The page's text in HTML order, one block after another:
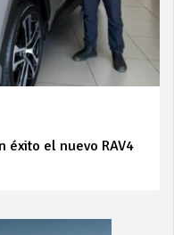
éxito el nuevo RAV4